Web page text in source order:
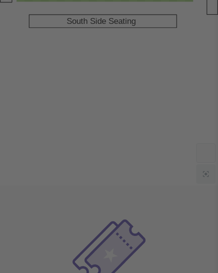
South Side Seating